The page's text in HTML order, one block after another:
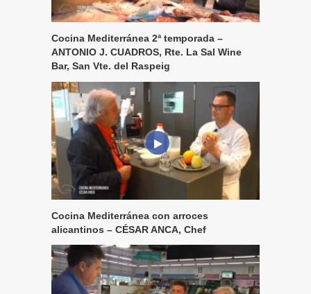
Cocina Mediterránea 2ª temporada –
ANTONIO J. CUADROS, Rte. La Sal Wine
Bar, San Vte. del Raspeig
Cocina Mediterránea con arroces
alicantinos – CÉSAR ANCA, Chef